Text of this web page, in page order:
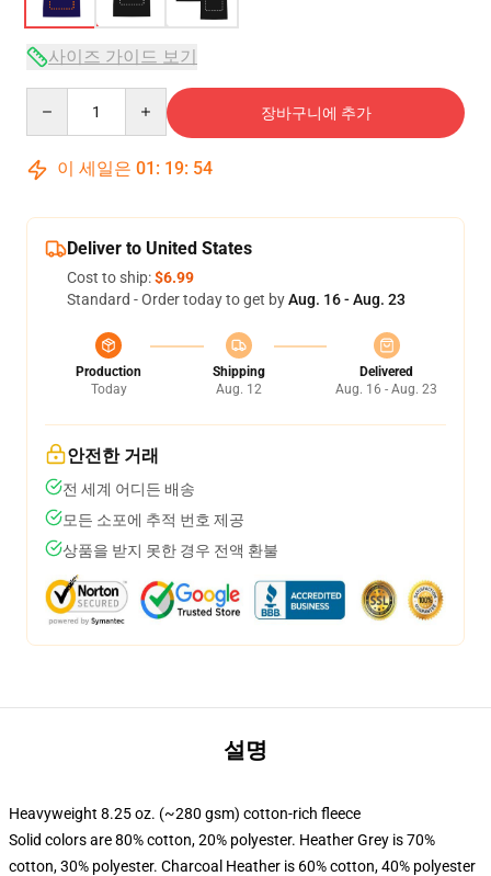
사이즈 가이드 보기
장바구니에 추가
이 세일은 01 : 19: 53
Deliver to United States
Cost to ship:$6.99
Standard - Order today to get byAug. 16 - Aug. 23
Production
Today
Shipping
Aug. 12
Delivered
Aug. 16 - Aug. 23
안전한 거래
전 세계 어디든 배송
모든 소포에 추적 번호 제공
상품을 받지 못한 경우 전액 환불
설명
Heavyweight 8.25 oz. (~280 gsm) cotton-rich fleece
Solid colors are 80% cotton, 20% polyester. Heather Grey is 70%
cotton, 30% polyester. Charcoal Heather is 60% cotton, 40% polyester